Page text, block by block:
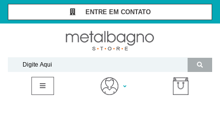
ENTRE EM CONTATO
SÃO PAULO - (11) 3081-7006
RIO DE JANEIRO -
(21) 2294-8091
(11) 99467-1909